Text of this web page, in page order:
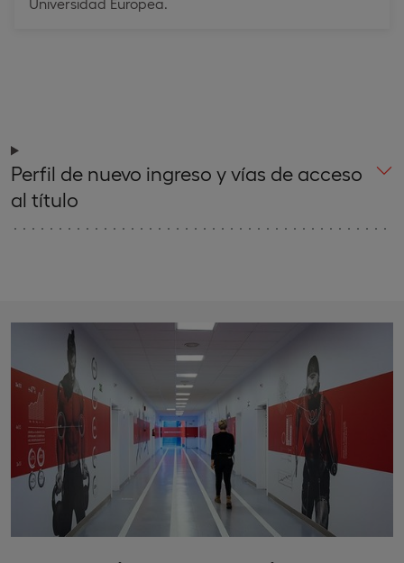
Perfil de nuevo ingreso y vías de acceso
al título